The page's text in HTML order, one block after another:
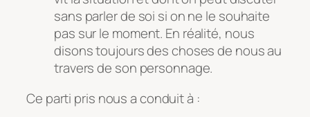
sans parler de soi si on ne le souhaite
pas sur le moment. En réalité, nous
disons toujours des choses de nous au
travers de son personnage.
Ce parti pris nous a conduit à :